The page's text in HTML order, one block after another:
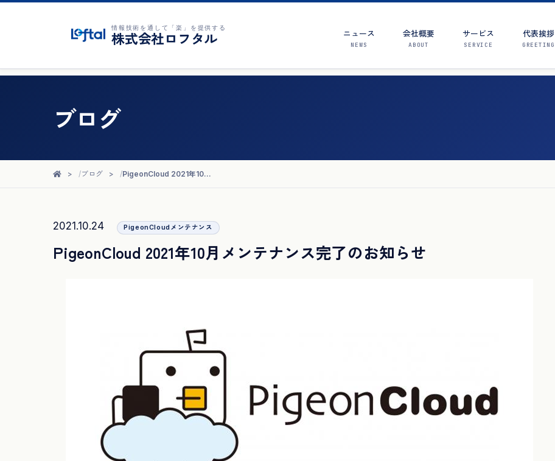
情報技術を通して「楽」を提供する
株式会社ロフタル ニュース
NEWS
会社概要
ABOUT
サービス
SERVICE
代表挨拶
GREETING
ブログ
ブログ PigeonCloud 2021年10月メンテナンス完了のお知らせ
2021.10.24 PigeonCloudメンテナンス
PigeonCloud 2021年10月メンテナンス完了のお知らせ